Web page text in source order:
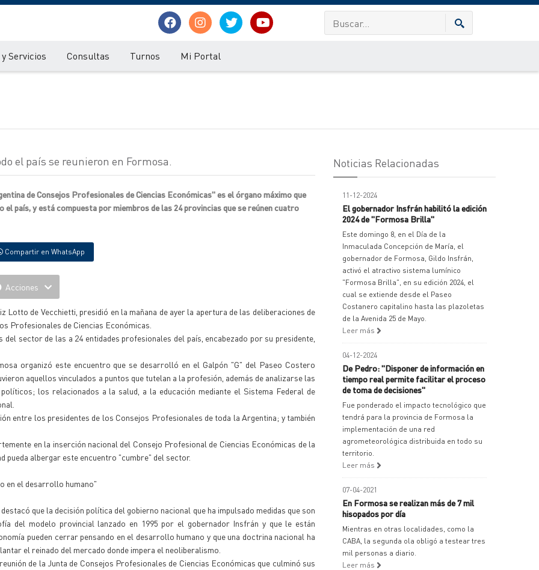
Servicios Consultas Turnos Mi Portal
el país se reunieron en Formosa.
de Consejos Profesionales de Ciencias Económicas" es el órgano máximo que
país, y está compuesta por miembros de las 24 provincias que se reúnen cuatro
Compartir en WhatsApp
Acciones
Lotto de Vecchietti, presidió en la mañana de ayer la apertura de las deliberaciones de
Profesionales de Ciencias Económicas.
sector de las a 24 entidades profesionales del país, encabezado por su presidente,
organizó este encuentro que se desarrolló en el Galpón "G" del Paseo Costero
aquellos vinculados a puntos que tutelan a la profesión, además de analizarse las
los relacionados a la salud, a la educación mediante el Sistema Federal de
entre los presidentes de los Consejos Profesionales de toda la Argentina; y también
en la inserción nacional del Consejo Profesional de Ciencias Económicas de la
pueda albergar este encuentro "cumbre" del sector.
en el desarrollo humano"
que la decisión política del gobierno nacional que ha impulsado medidas que son
del modelo provincial lanzado en 1995 por el gobernador Insfrán y que le están
pueden cerrar pensando en el desarrollo humano y que una doctrina nacional ha
el reinado del mercado donde impera el neoliberalismo.
de la Junta de Consejos Profesionales de Ciencias Económicas que culminó sus
Noticias Relacionadas
11-12-2024
El gobernador Insfrán habilitó la edición
2024 de "Formosa Brilla"
Este domingo 8, en el Día de la
Inmaculada Concepción de María, el
gobernador de Formosa, Gildo Insfrán,
activó el atractivo sistema lumínico
"Formosa Brilla", en su edición 2024, el
cual se extiende desde el Paseo
Costanero capitalino hasta las plazoletas
de la Avenida 25 de Mayo.
Leer más
04-12-2024
De Pedro: "Disponer de información en
tiempo real permite facilitar el proceso
de toma de decisiones"
Fue ponderado el impacto tecnológico que
tendrá para la provincia de Formosa la
implementación de una red
agrometeorológica distribuida en todo su
territorio.
Leer más
07-04-2021
En Formosa se realizan más de 7 mil
hisopados por día
Mientras en otras localidades, como la
CABA, la segunda ola obligó a testear tres
mil personas a diario.
Leer más